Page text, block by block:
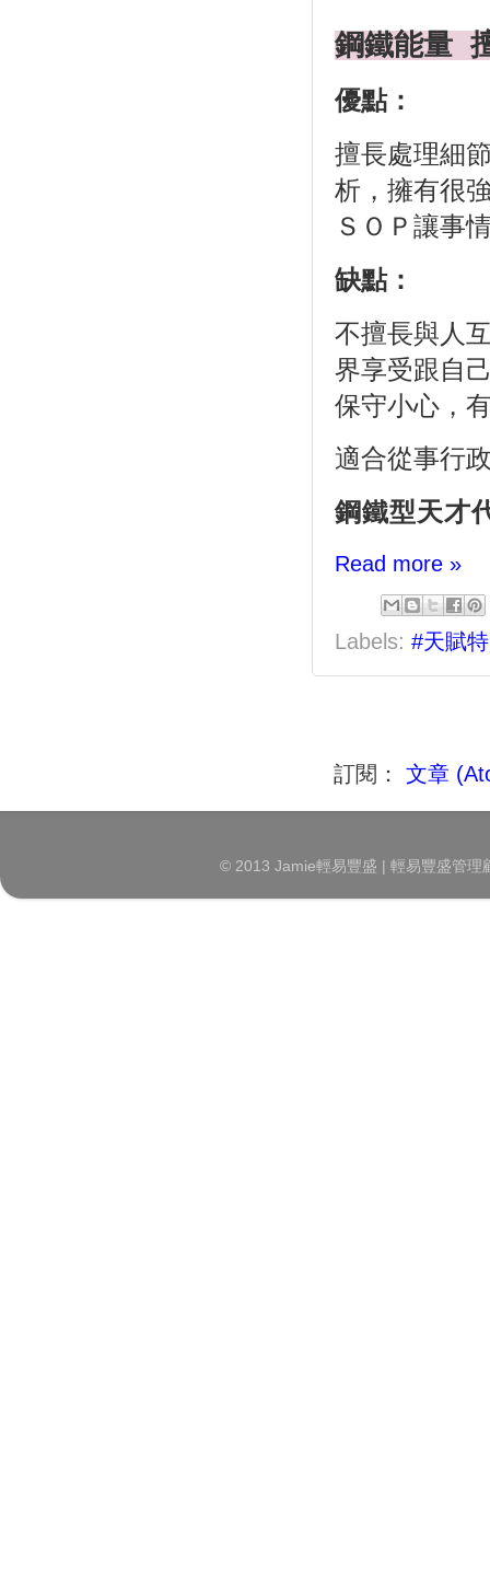
鋼鐵能量
優點：
擅長處理細
析，擁有很
ＳＯＰ讓事
缺點：
不擅長與人
界享受跟自
保守小心，
適合從事行
鋼鐵型天才
Read more »
Labels: #天賦
訂閱： 文章
© 2013 Jamie輕易豐盛 | 輕易豐盛管